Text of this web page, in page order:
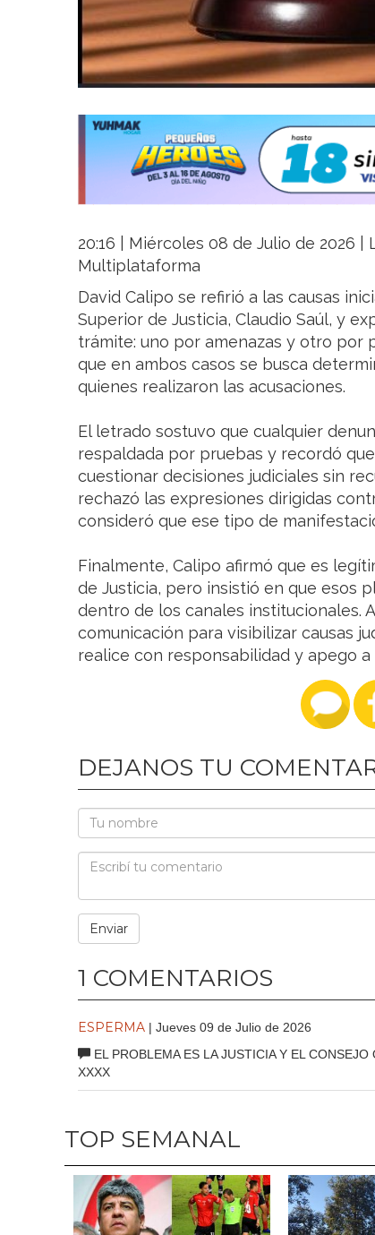
20:16 | Miércoles 08 de Julio de 2026 |
Multiplataforma
David Calipo se refirió a las causas
Superior de Justicia, Claudio Saúl, y
trámite: uno por amenazas y otro por
que en ambos casos se busca
quienes realizaron las acusaciones.
El letrado sostuvo que cualquier
respaldada por pruebas y recordó
cuestionar decisiones judiciales sin
rechazó las expresiones dirigidas
consideró que ese tipo de
Finalmente, Calipo afirmó que es
de Justicia, pero insistió en que esos
dentro de los canales institucionales.
comunicación para visibilizar causas
realice con responsabilidad y apego a
DEJANOS TU
1 COMENTARIOS
ESPERMA | Jueves 09 de Julio de 2026
EL PROBLEMA ES LA JUSTICIA Y EL
XXXX
TOP SEMANAL